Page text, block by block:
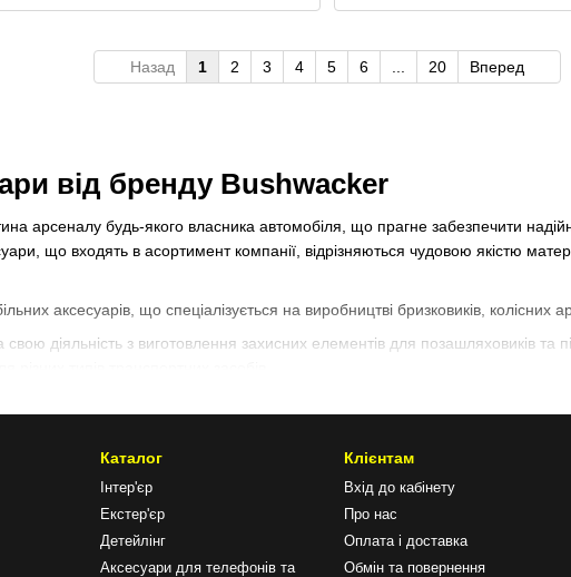
від бренду Bushwacker
арсеналу будь-якого власника автомобіля, що прагне забезпечити
що входять в асортимент компанії, відрізняються чудовою якістю
аксесуарів, що спеціалізується на виробництві бризковиків, колісних
діяльність з виготовлення захисних елементів для позашляховиків та
рішеннями для тих, хто цінує надійність і стильний зовнішній вигляд
технології, міцні матеріали та естетичну привабливість.
Назад 1 2 3 4 5 6 ... 20 Вперед
Каталог
Інтер'єр
Екстер'єр
Детейлінг
Аксесуари для телефонів та
Клієнтам
Вхід до кабінету
Про нас
Оплата і доставка
Обмін та повернення